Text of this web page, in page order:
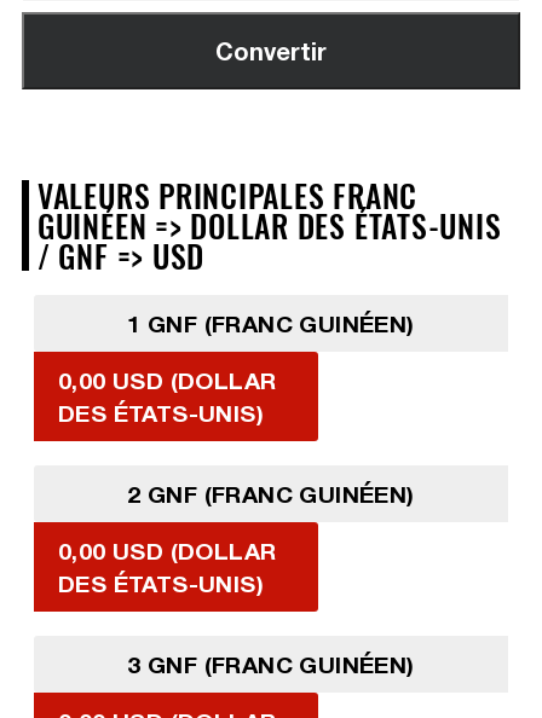
VALEURS PRINCIPALES FRANC
GUINÉEN => DOLLAR DES ÉTATS-UNIS
/ GNF => USD
1 GNF (FRANC GUINÉEN)
0,00 USD (DOLLAR
DES ÉTATS-UNIS)
2 GNF (FRANC GUINÉEN)
0,00 USD (DOLLAR
DES ÉTATS-UNIS)
3 GNF (FRANC GUINÉEN)